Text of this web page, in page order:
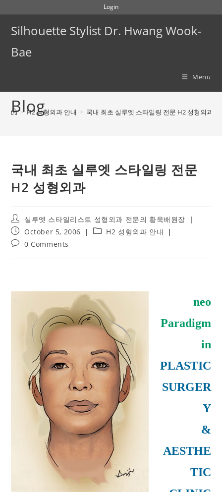
content
Login
Silhouette Stylist Dr. Hwang Wook-
Bae
Menu
Blog
> H2 성형외과 안내 > 국내 최초 실루엣 스타일링 전문 H2 성형외과
국내 최초 실루엣 스타일링 전문
H2 성형외과
Post
author:
실루엣 스타일리스트 성형외과 전문의 황욱배원장
Post
published:
October 5, 2006
PostH2 성형외과 안내
Post0 Comments
neo
Paradigm
in
PLASTIC
SURGER
Y
&
AESTHE
TIC